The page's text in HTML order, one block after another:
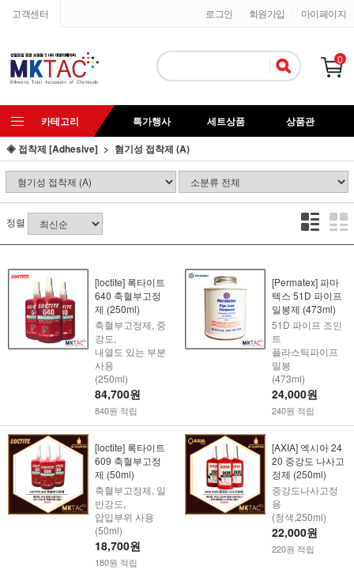
고객센터 마이페이지
회원가입
로그인
0
카테고리 특가행사 세트상품
상품관
◈ 접착제 [Adhesive]
혐기성 접착제 (A)
정렬
[loctite] 록타이트
640 축혈부고정
제 (250ml)
축혈부고정제, 중
강도,
내열도 있는 부분
사용
(250ml)
84,700원
840원 적립
[Permatex] 파마
텍스 51D 파이프
밀봉제 (473ml)
51D 파이프 조인
트
플라스틱파이프
밀봉
(473ml)
24,000원
240원 적립
[loctite] 록타이트
609 축혈부고정
제 (50ml)
축혈부고정제, 일
반강도,
압입부위 사용
(50ml)
18,700원
180원 적립
[AXIA] 엑시아 24
20 중강도 나사고
정제 (250ml)
중강도나사고정
용
(청색,250ml)
22,000원
220원 적립